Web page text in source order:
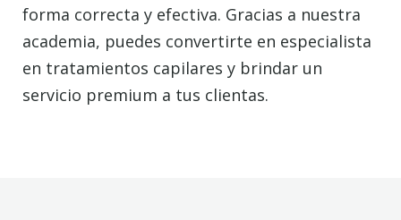
forma correcta y efectiva. Gracias a nuestra
academia, puedes convertirte en especialista
en tratamientos capilares y brindar un
servicio premium a tus clientas.